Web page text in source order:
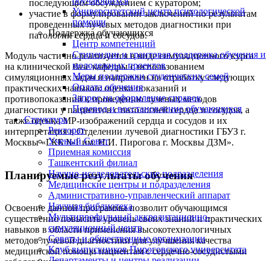
Университетский центр психологической
помощи
Поддержка обучающихся
Центр компетенций
Стипендии и грантовая поддержка обучения и
молодежных проектов
Меры поддержки студенческих семей
Оплата обучения
Запрос на оформление справок
Перевод и восстановление обучающихся
Структура
Ректорат
Ученый Совет
Приемная комиссия
Ташкентский филиал
Научно-исследовательские подразделения
Медицинские центры и подразделения
Административно-управленческий аппарат
Научная библиотека
Мультипрофильный аккредитационно-
симуляционный центр
Советы и общественные организации
Клуб выпускников Пироговского университета
последующим обсуждением с куратором;
участие в формулировании заключений по результатам
проведенных лучевых методов диагностики при
патологии сердца и сосудов.
Модуль частично реализуется в виде симуляционного курса
на клинической базе кафедры с использованием
симуляционных задач и направлен на отработку следующих
практических навыков: оценка показаний и
противопоказаний к проведению лучевых методов
диагностики у пациентов с патологией сердца и сосудов, а
также оценка МР-изображений сердца и сосудов и их
интерпретация в Отделении лучевой диагностики ГБУЗ г.
Москвы «ГКБ №1 им. Н.И. Пирогова г. Москвы ДЗМ».
Планируемые результаты обучения
Освоение данной программы позволит обучающимся
существенно повысить уровень своих знаний и практических
навыков в области применения высокотехнологичных
методов лучевой диагностики для улучшения качества
медицинской помощи пациентам с сердечно-сосудистыми